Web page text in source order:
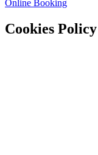
Online Booking
Cookies Policy